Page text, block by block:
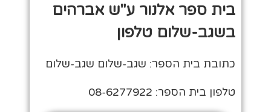
בית ספר אלנור ע"ש אברהים
בשגב-שלום טלפון
כתובת בית הספר: שגב-שלום שגב-שלום
טלפון בית הספר: 08-6277922